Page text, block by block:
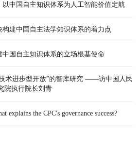
中国自主知识体系为人工智能价值定航
建中国自主法学知识体系的着力点
国自主知识体系的立场根基使命
术进步型开放”的智库研究 ——访中国人民
院执行院长刘青
the CPC's governance success?